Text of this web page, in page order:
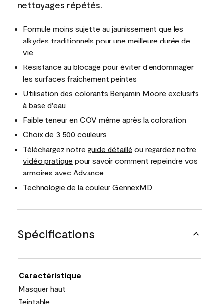
nettoyages répétés.
Formule moins sujette au jaunissement que les
alkydes traditionnels pour une meilleure durée de
vie
Résistance au blocage pour éviter d'endommager
les surfaces fraîchement peintes
Utilisation des colorants Benjamin Moore exclusifs
à base d'eau
Faible teneur en COV même après la coloration
Choix de 3 500 couleurs
Téléchargez notre guide détaillé ou regardez notre
vidéo pratique pour savoir comment repeindre vos
armoires avec Advance
Technologie de la couleur GennexMD
Spécifications
Caractéristique
Masquer haut
Teintable